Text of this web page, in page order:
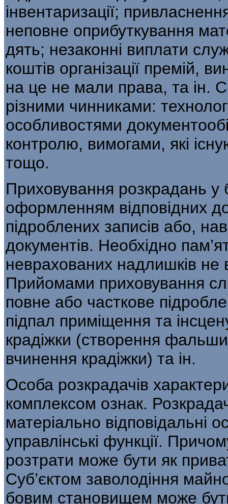
інвентаризації;
неповне оприбуткування
дять; незаконні виплати
коштів органі­зації премій,
на це не мали права, та ін.
різними чинниками:
особливостями
контролю, вимогами, які
тощо.
Приховування розкрадань у
оформ­ленням відповідних
підроблених записів або,
документів. Необхідно
неврахованих надлишків не
Прийомами приховування
повне або часткове
підпал приміщен­ня та
крадіжки (створення
вчинення крадіжки) та ін.
Особа розкрадачів
комплексом ознак.
матеріально відпові­дальні
управлінські функції.
розтрати може бути як
Суб’єктом заволодіння
бовим становищем може